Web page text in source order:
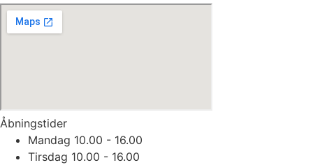
Åbningstider
Mandag 10.00 - 16.00
Tirsdag 10.00 - 16.00